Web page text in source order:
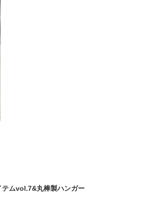
ムvol.7&丸棒製ハンガー